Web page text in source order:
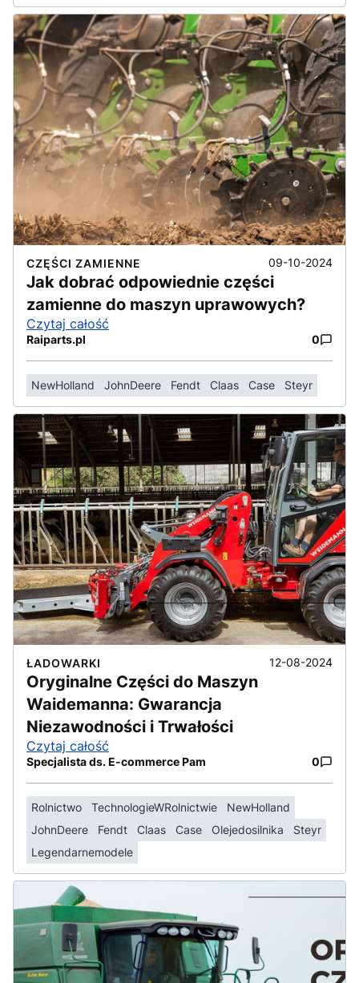
CZĘŚCI ZAMIENNE 09-10-2024
Jak dobrać odpowiednie części
zamienne do maszyn uprawowych?
Czytaj całość
Raiparts.pl 0
NewHolland JohnDeere Fendt Claas Case Steyr
ŁADOWARKI 12-08-2024
Oryginalne Części do Maszyn
Waidemanna: Gwarancja
Niezawodności i Trwałości
Czytaj całość
Specjalista ds. E-commerce Pam 0
Rolnictwo TechnologieWRolnictwie
NewHolland
JohnDeere
Fendt Claas Case Olejedosilnika
Steyr
Legendarnemodele